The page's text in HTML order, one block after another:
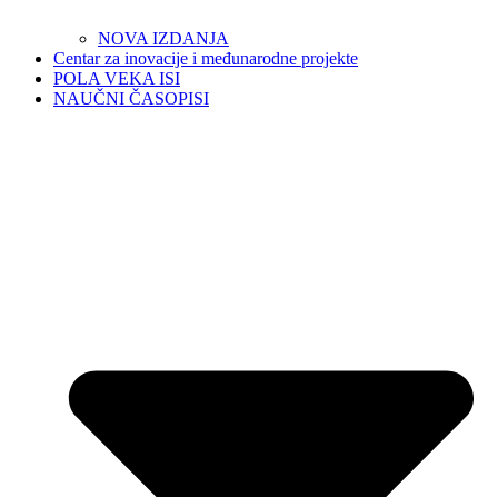
NOVA IZDANJA
Centar za inovacije i međunarodne projekte
POLA VEKA ISI
NAUČNI ČASOPISI